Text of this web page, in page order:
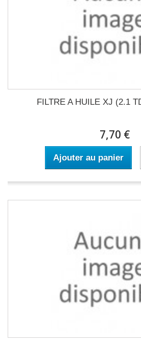
FILTRE A HUILE XJ (2.1
7,70 €
Ajouter au panier